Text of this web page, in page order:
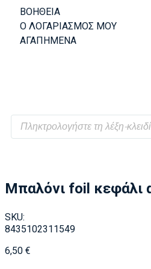
ΒΟΗΘΕΙΑ
Ο ΛΟΓΑΡΙΑΣΜΟΣ ΜΟΥ
ΑΓΑΠΗΜΕΝΑ
Μπαλόνι foil κεφάλι
SKU:
8435102311549
6,50 €